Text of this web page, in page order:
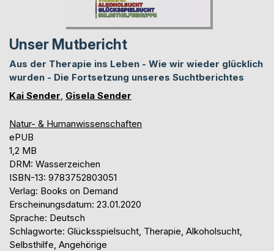
Unser Mutbericht
Aus der Therapie ins Leben - Wie wir wieder glücklich
wurden - Die Fortsetzung unseres Suchtberichtes
Kai Sender Gisela Sender
Natur- & Humanwissenschaften
ePUB
1,2 MB
DRM: Wasserzeichen
ISBN-13: 9783752803051
Verlag: Books on Demand
Erscheinungsdatum: 23.01.2020
Sprache: Deutsch
Schlagworte: Glücksspielsucht, Therapie, Alkoholsucht,
Selbsthilfe, Angehörige